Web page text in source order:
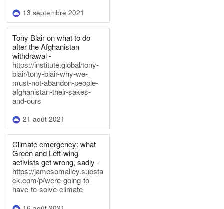
13 septembre 2021
Tony Blair on what to do
after the Afghanistan
withdrawal -
https://institute.global/tony-
blair/tony-blair-why-we-
must-not-abandon-people-
afghanistan-their-sakes-
and-ours
21 août 2021
Climate emergency: what
Green and Left-wing
activists get wrong, sadly -
https://jamesomalley.substa
ck.com/p/were-going-to-
have-to-solve-climate